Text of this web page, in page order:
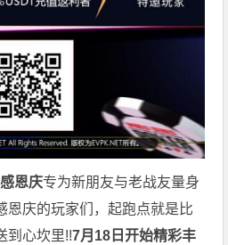
恩庆专为新朋友与老战友量身
恩庆的玩家们，起跑点就是比
到心坎里!!7月18日开始精彩丰